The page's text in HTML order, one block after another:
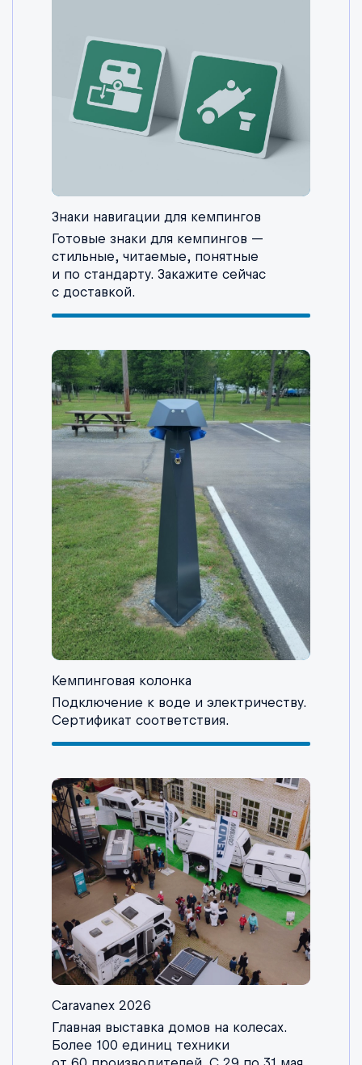
Знаки навигации для кемпингов
Готовые знаки для кемпингов —
стильные, читаемые, понятные
и по стандарту. Закажите сейчас
с доставкой.
Кемпинговая колонка
Подключение к воде и электричеству.
Сертификат соответствия.
Caravanex 2026
Главная выставка домов на колесах.
Более 100 единиц техники